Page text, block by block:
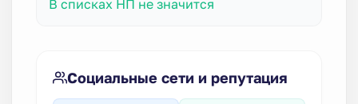
В списках НП не значится
Социальные сети и репутация